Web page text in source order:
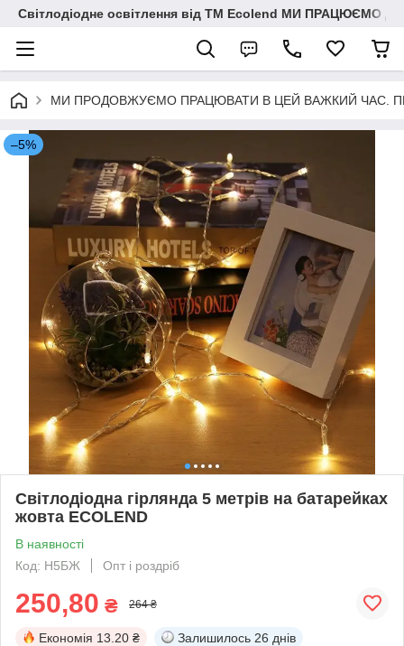
Світлодіодне освітлення від ТМ Ecolend МИ ПРАЦЮЄМО
МИ ПРОДОВЖУЄМО ПРАЦЮВАТИ В ЦЕЙ ВАЖКИЙ ЧАС.
–5%
Світлодіодна гірлянда 5 метрів на батарейках
жовта ECOLEND
В наявності
Код: Н5БЖ
Опт і роздріб
250,80 ₴ 264 ₴
Економія 13.20 ₴ Залишилось 26 днів